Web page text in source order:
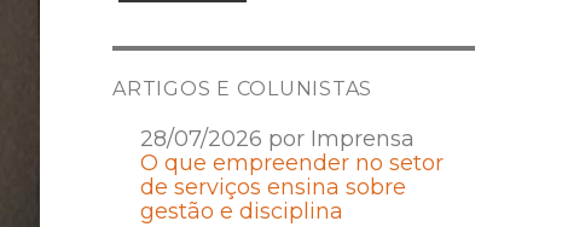
ARTIGOS E COLUNISTAS
28/07/2026 por Imprensa
O que empreender no setor
de serviços ensina sobre
gestão e disciplina